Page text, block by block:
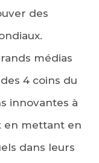
des
médias
4 coins du
innovantes à
en mettant en
dans leurs